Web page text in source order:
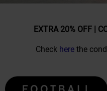
EXTRA 20% OFF |
Check herethe